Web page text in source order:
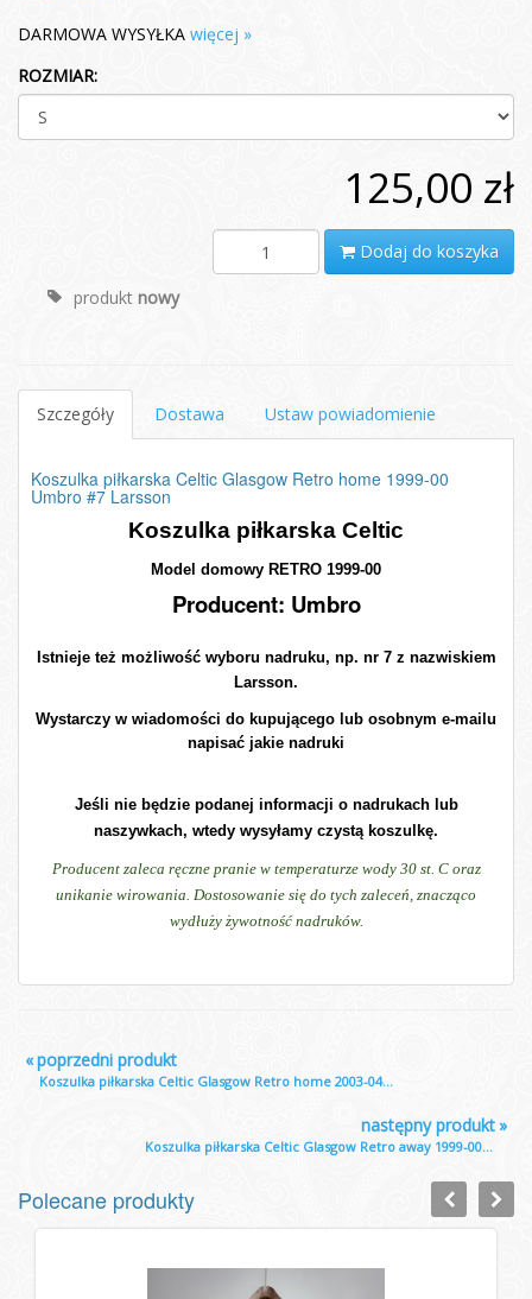
DARMOWA WYSYŁKA więcej »
ROZMIAR:
125,00 zł
Dodaj do koszyka
produkt nowy
Szczegóły Dostawa Ustaw powiadomienie
Koszulka piłkarska Celtic Glasgow Retro home 1999-00
Umbro #7 Larsson
Koszulka piłkarska Celtic
Model domowy RETRO 1999-00
Producent: Umbro
Istnieje też możliwość wyboru nadruku, np. nr 7 z nazwiskiem
Larsson.
Wystarczy w wiadomości do kupującego lub osobnym e-mailu
napisać jakie nadruki
Jeśli nie będzie podanej informacji o nadrukach lub
naszywkach, wtedy wysyłamy czystą koszulkę.
Producent zaleca ręczne pranie w temperaturze wody 30 st. C oraz
unikanie wirowania. Dostosowanie się do tych zaleceń, znacząco
wydłuży żywotność nadruków.
«poprzedni produkt
Koszulka piłkarska Celtic Glasgow Retro home 2003-04...
»
następny produkt
Koszulka piłkarska Celtic Glasgow Retro away 1999-00...
Polecane produkty